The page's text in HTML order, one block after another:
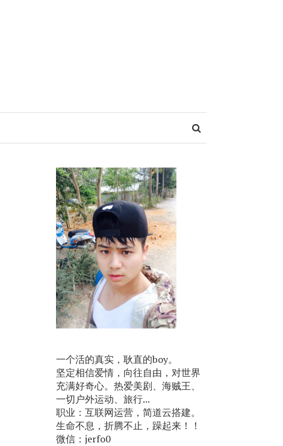
一个活的真实，耿直的boy。
坚定相信爱情，向往自由，对世界
充满好奇心。热爱美剧、海贼王、
一切户外运动、旅行...
职业：互联网运营，简道云搭建。
生命不息，折腾不止，躁起来！！
微信：jerfo0